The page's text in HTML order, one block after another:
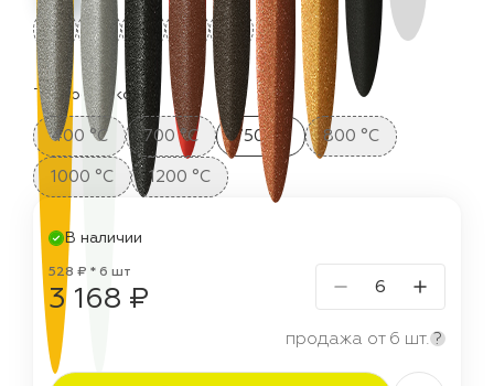
Термостойкость:
400 °C 700 °C 750 °C
800 °C
1000 °C
1200 °C
В наличии
528 ₽ * 6 шт
3 168 ₽
продажа от 6 шт. ?